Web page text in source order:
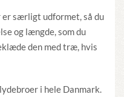
er særligt udformet, så du
og længde, som du
den med træ, hvis
i hele Danmark.